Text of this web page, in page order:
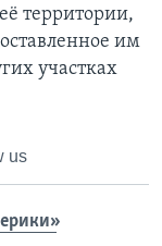
территории,
им
участках
us